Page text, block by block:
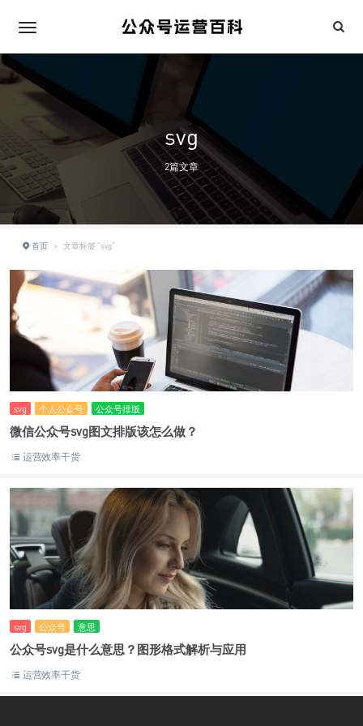
svg
2篇文章
首页 › 文章标签 "svg"
svg 个人公众号 公众号排版
微信公众号svg图文排版该怎么做？
运营效率干货
svg 公众号 意思
公众号svg是什么意思？图形格式解析与应用
运营效率干货